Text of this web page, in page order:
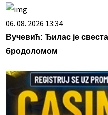
06. 08. 2026 13:34
Вучевић: Ђилас је
бродоломом